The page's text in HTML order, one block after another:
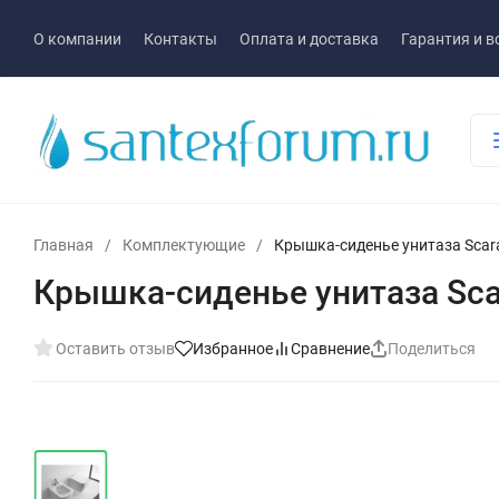
О компании Контакты Оплата и доставка Гарантия и
Главная / Комплектующие / Крышка-сиденье унитаза
Крышка-сиденье унитаза
Оставить отзыв Избранное Сравнение Поделиться